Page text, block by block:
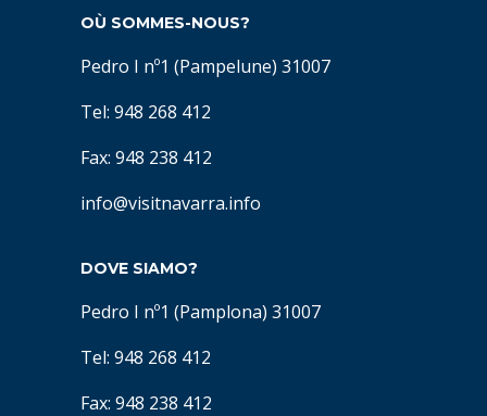
OÙ SOMMES-NOUS?
Pedro I nº1 (Pampelune) 31007
Tel: 948 268 412
Fax: 948 238 412
info@visitnavarra.info
DOVE SIAMO?
Pedro I nº1 (Pamplona) 31007
Tel: 948 268 412
Fax: 948 238 412